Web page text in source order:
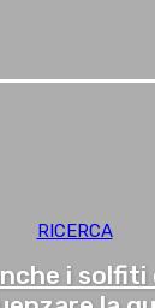
RICERCA
i